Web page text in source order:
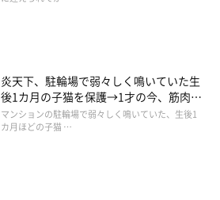
炎天下、駐輪場で弱々しく鳴いていた生
後1カ月の子猫を保護→1才の今、筋肉質
でツンデレなコに成長
マンションの駐輪場で弱々しく鳴いていた、生後1
カ月ほどの子猫 …